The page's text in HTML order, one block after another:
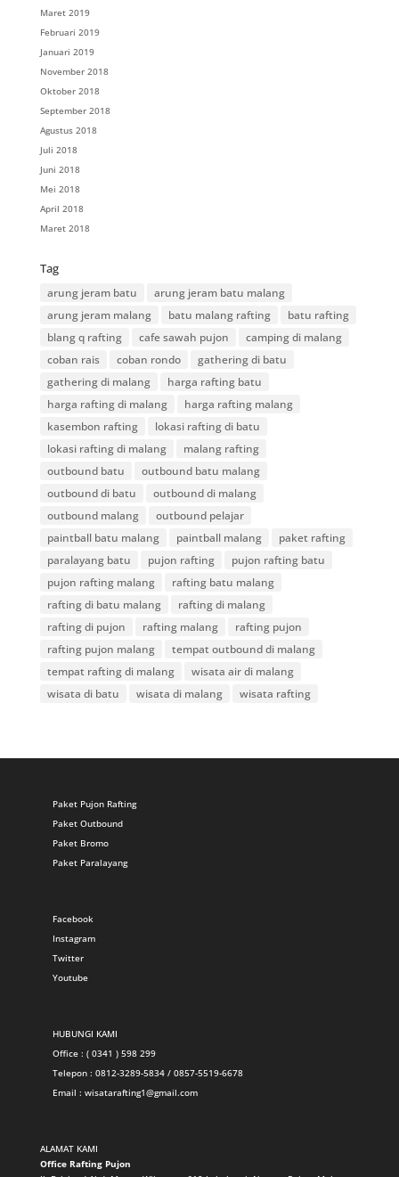
Maret 2019
Februari 2019
Januari 2019
November 2018
Oktober 2018
September 2018
Agustus 2018
Juli 2018
Juni 2018
Mei 2018
April 2018
Maret 2018
Tag
arung jeram batu
arung jeram batu malang
arung jeram malang
batu malang rafting
batu rafting
blang q rafting
cafe sawah pujon
camping di malang
coban rais
coban rondo
gathering di batu
gathering di malang
harga rafting batu
harga rafting di malang
harga rafting malang
kasembon rafting
lokasi rafting di batu
lokasi rafting di malang
malang rafting
outbound batu
outbound batu malang
outbound di batu
outbound di malang
outbound malang
outbound pelajar
paintball batu malang
paintball malang
paket rafting
paralayang batu
pujon rafting
pujon rafting batu
pujon rafting malang
rafting batu malang
rafting di batu malang
rafting di malang
rafting di pujon
rafting malang
rafting pujon
rafting pujon malang
tempat outbound di malang
tempat rafting di malang
wisata air di malang
wisata di batu
wisata di malang wisata rafting
Paket Pujon Rafting
Paket Outbound
Paket Bromo
Paket Paralayang
Facebook
Instagram
Twitter
Youtube
HUBUNGI KAMI
Office : ( 0341 ) 598 299
Telepon : 0812-3289-5834 / 0857-5519-6678
Email : wisatarafting1@gmail.com
ALAMAT KAMI
Office Rafting Pujon